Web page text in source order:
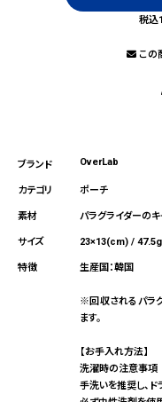
税込
この
OverLab
ポーチ
パラグライダーのキ
23×13(cm) / 47.5g
生産国：韓国
※回収されるパラ
ます。
【お手入れ方法】
洗濯時の注意事項
手洗いを推奨し、ド